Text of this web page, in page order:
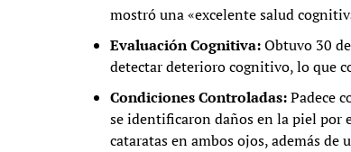
mostró una «excelente salud
Evaluación Cognitiva:Obtuvo 30
detectar deterioro cognitivo, lo que
Condiciones Controladas:Padece
se identificaron daños en la piel por
cataratas en ambos ojos, además